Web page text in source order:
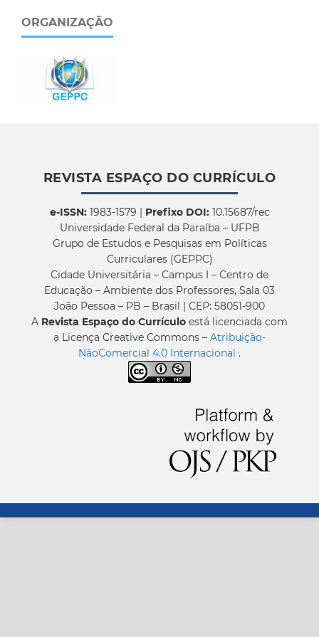
ORGANIZAÇÃO
REVISTA ESPAÇO DO CURRÍCULO
e-ISSN:1983-1579 | Prefixo DOI:10.15687/rec
Universidade Federal da Paraíba – UFPB
Grupo de Estudos e Pesquisas em Políticas
Curriculares (GEPPC)
Cidade Universitária – Campus I – Centro de
Educação – Ambiente dos Professores, Sala 03
João Pessoa – PB – Brasil | CEP: 58051-900
A Revista Espaço do Currículo está licenciada com
a Licença Creative Commons – Atribuição-
NãoComercial 4.0 Internacional .